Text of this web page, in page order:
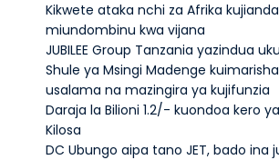
Kikwete ataka nchi za Afrika
miundombinu kwa vijana
JUBILEE Group Tanzania yazindua
Shule ya Msingi Madenge kuimarisha
usalama na mazingira ya kujifunzia
Daraja la Bilioni 1.2/- kuondoa kero
Kilosa
DC Ubungo aipa tano JET, bado ina